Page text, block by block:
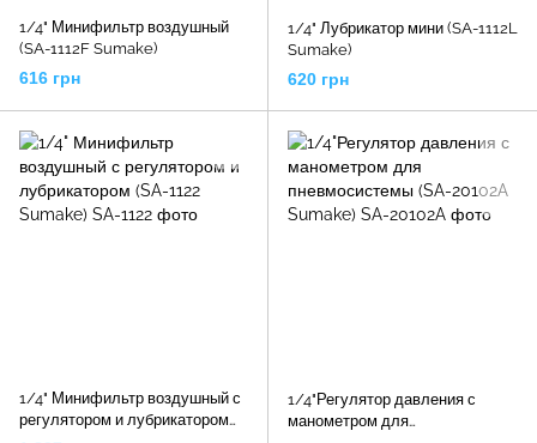
1/4" Минифильтр воздушный
(SA-1112F Sumake)
616 грн
1/4" Лубрикатор мини (SA-1112L
Sumake)
620 грн
1/4" Минифильтр воздушный с
регулятором и лубрикатором
1/4"Регулятор давления с
манометром для